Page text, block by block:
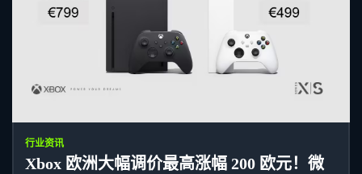
行业资讯
Xbox 欧洲大幅调价最高涨幅 200 欧元！微